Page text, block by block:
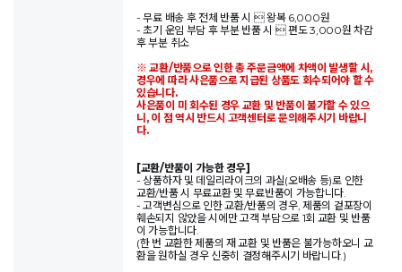
- 무료 배송 후 전체 반품 시  왕복 6,000원
- 초기 운임 부담 후 부분 반품 시  편도 3,000원 차감
후 부분 취소
※ 교환/반품으로 인한 총 주문금액에 차액이 발생할 시,
경우에 따라 사은품으로 지급된 상품도 회수되어야 할 수
있습니다.
사은품이 미 회수된 경우 교환 및 반품이 불가할 수 있으
니, 이 점 역시 반드시 고객센터로 문의해주시기 바랍니
다.
[교환/반품이 가능한 경우]
- 상품하자 및 데일리라이크의 과실(오배송 등)로 인한
교환/반품 시 무료교환 및 무료반품이 가능합니다.
- 고객변심으로 인한 교환/반품의 경우, 제품의 겉포장이
훼손되지 않았을 시에만 고객 부담으로 1회 교환 및 반품
이 가능합니다.
(한 번 교환한 제품의 재 교환 및 반품은 불가능하오니 교
환을 원하실 경우 신중히 결정해주시기 바랍니다.)